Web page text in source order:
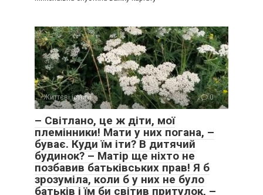
Життєві історії 0
– Світлано, це ж діти, мої
племінники! Мати у них погана, –
буває. Куди їм іти? В дитячий
будинок? – Матір ще ніхто не
позбавив батьківських прав! Я б
зрозуміла, коли б у них не було
батьків і їм би світив притулок, –